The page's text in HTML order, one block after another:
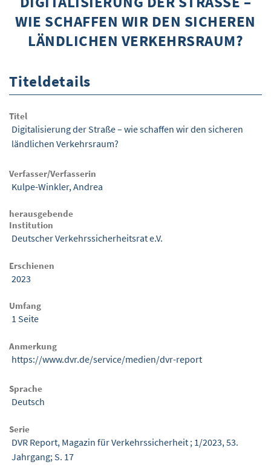
ÜBER WISOM
GUROM - MOBILITÄT SICHER GESTALTEN
NUTZUNGSBEDINGUNGEN
IE SCHAFFEN WIR DEN SICHEREN L
ÄNDLICHEN VERKEHRSRAUM?
Titeldetails
Titel
Digitalisierung der Straße – wie schaffen wir den sicheren
ländlichen Verkehrsraum?
Verfasser/Verfasserin
Kulpe-Winkler, Andrea
herausgebende
Institution
Deutscher Verkehrssicherheitsrat e.V.
Erschienen
2023
Umfang
1 Seite
Anmerkung
https://www.dvr.de/service/medien/dvr-report
Sprache
Deutsch
Serie
DVR Report, Magazin für Verkehrssicherheit ; 1/2023, 53.
Jahrgang; S. 17